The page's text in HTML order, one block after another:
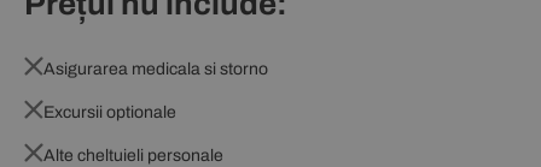
Asigurarea medicala si storno
Excursii optionale
Alte cheltuieli personale